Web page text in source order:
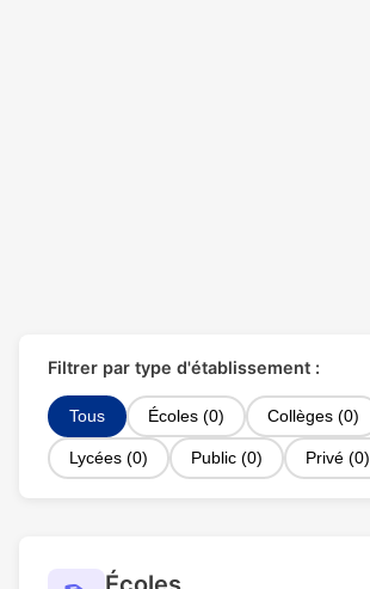
Filtrer par type d'établissement :
Tous Écoles (0) Collèges (0)
Lycées (0) Public (0) Privé (0)